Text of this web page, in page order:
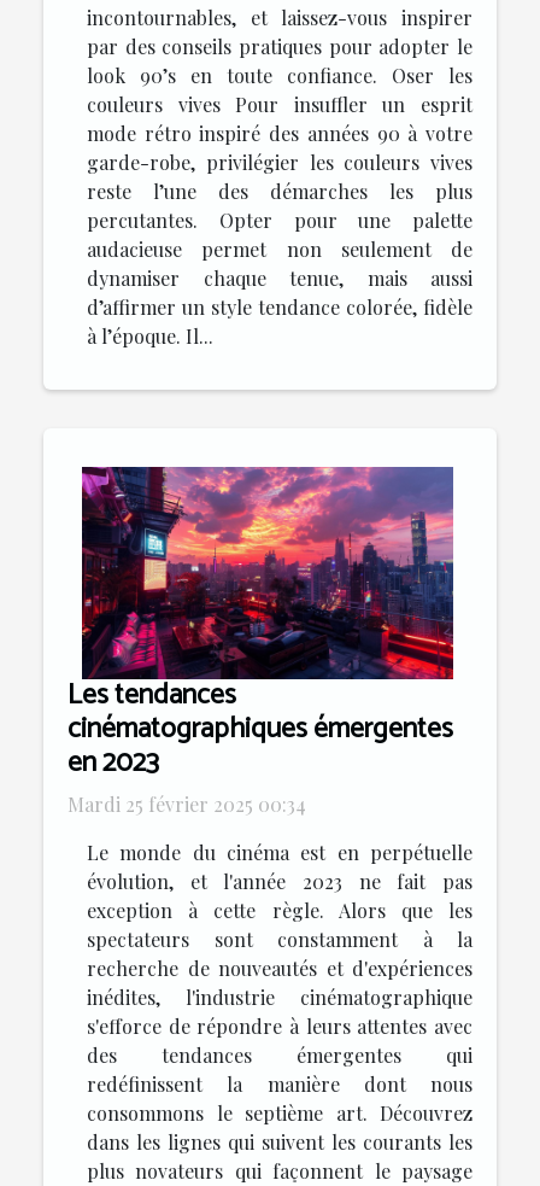
incontournables, et laissez-vous inspirer
par des conseils pratiques pour adopter le
look 90’s en toute confiance. Oser les
couleurs vives Pour insuffler un esprit
mode rétro inspiré des années 90 à votre
garde-robe, privilégier les couleurs vives
reste l’une des démarches les plus
percutantes. Opter pour une palette
audacieuse permet non seulement de
dynamiser chaque tenue, mais aussi
d’affirmer un style tendance colorée, fidèle
à l’époque. Il...
Les tendances
cinématographiques émergentes
en 2023
Mardi 25 février 2025 00:34
Le monde du cinéma est en perpétuelle
évolution, et l'année 2023 ne fait pas
exception à cette règle. Alors que les
spectateurs sont constamment à la
recherche de nouveautés et d'expériences
inédites, l'industrie cinématographique
s'efforce de répondre à leurs attentes avec
des tendances émergentes qui
redéfinissent la manière dont nous
consommons le septième art. Découvrez
dans les lignes qui suivent les courants les
plus novateurs qui façonnent le paysage